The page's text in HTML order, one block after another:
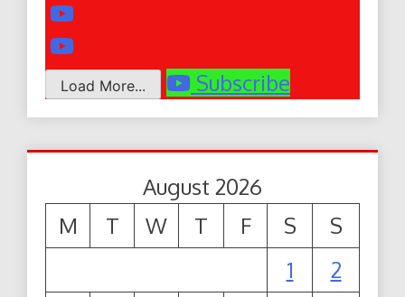
Load More... Subscribe
August 2026
M
T W T F S
S
1
2